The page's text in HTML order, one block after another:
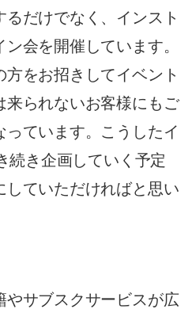
るだけでなく、インスト
会を開催しています。
をお招きしてイベント
来られないお客様にもご
ています。こうしたイ
続き企画していく予定
していただければと思い
やサブスクサービスが広